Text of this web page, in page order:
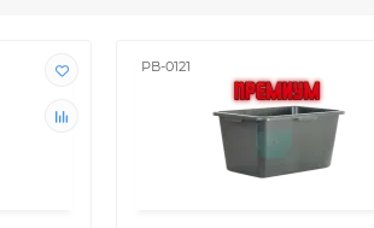
РВ-0121